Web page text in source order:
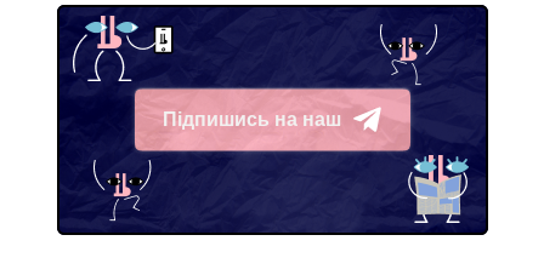
Підпишись на наш
Telegram